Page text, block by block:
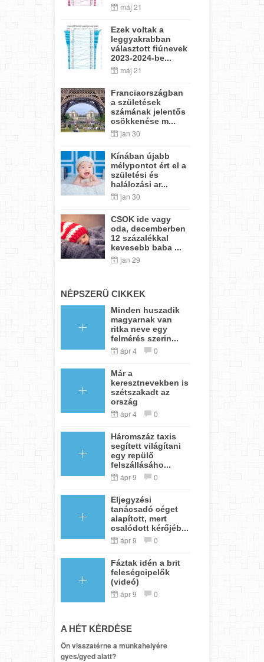
máj 21
Ezek voltak a
leggyakrabban
választott fiúnevek
2023-2024-be...
máj 21
Franciaországban
a születések
számának jelentős
csökkenése m...
jan 30
Kínában újabb
mélypontot ért el a
születési és
halálozási ar...
jan 30
CSOK ide vagy
oda, decemberben
12 százalékkal
kevesebb baba ...
jan 29
NÉPSZERŰ CIKKEK
Minden huszadik
magyarnak van
ritka neve egy
felmérés szerin...
ápr 4 0
Már a
keresztnevekben is
szétszakadt az
ország
ápr 4 0
Háromszáz taxis
segített világítani
egy repülő
felszállásáho...
ápr 9 0
Eljegyzési
tanácsadó céget
alapított, mert
csalódott kérőjéb...
ápr 9 0
Fáztak idén a brit
feleségcipelők
(videó)
ápr 9 0
A HÉT KÉRDÉSE
Ön visszatérne a munkahelyére
gyes/gyed alatt?